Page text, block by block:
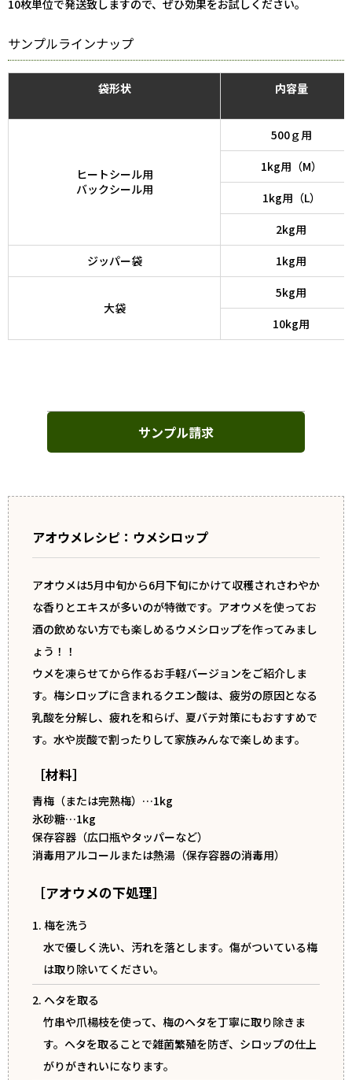
10枚単位で発送致しますので、ぜひ効果をお試しください。
サンプルラインナップ
袋形状 内容量
ヒートシール用
バックシール用
500ｇ用
1kg用（M）
1kg用（L）
2kg用
ジッパー袋
1kg用
大袋
5kg用
10kg用
サンプル請求
アオウメレシピ：ウメシロップ
アオウメは5月中旬から6月下旬にかけて収穫されさわやか
な香りとエキスが多いのが特徴です。アオウメを使ってお
酒の飲めない方でも楽しめるウメシロップを作ってみまし
ょう！！
ウメを凍らせてから作るお手軽バージョンをご紹介しま
す。梅シロップに含まれるクエン酸は、疲労の原因となる
乳酸を分解し、疲れを和らげ、夏バテ対策にもおすすめで
す。水や炭酸で割ったりして家族みんなで楽しめます。
［材料］
青梅（または完熟梅）…1kg
氷砂糖…1kg
保存容器（広口瓶やタッパーなど）
消毒用アルコールまたは熱湯（保存容器の消毒用）
［アオウメの下処理］
1. 梅を洗う
水で優しく洗い、汚れを落とします。傷がついている梅
は取り除いてください。
2. ヘタを取る
竹串や爪楊枝を使って、梅のヘタを丁寧に取り除きま
す。ヘタを取ることで雑菌繁殖を防ぎ、シロップの仕上
がりがきれいになります。